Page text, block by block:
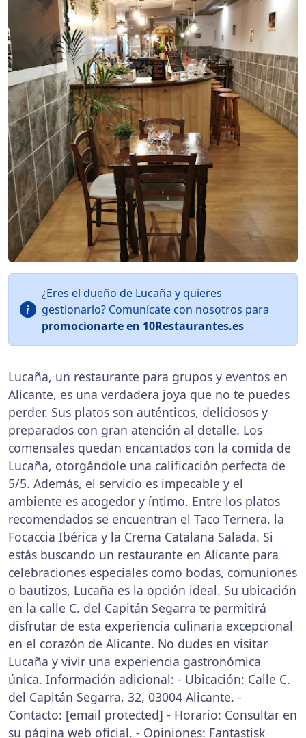
¿Eres el dueño de Lucaña y quieres
gestionarlo? Comunícate con nosotros para
promocionarte en 10Restaurantes.es
Lucaña, un restaurante para grupos y eventos en
Alicante, es una verdadera joya que no te puedes
perder. Sus platos son auténticos, deliciosos y
preparados con gran atención al detalle. Los
comensales quedan encantados con la comida de
Lucaña, otorgándole una calificación perfecta de
5/5. Además, el servicio es impecable y el
ambiente es acogedor y íntimo. Entre los platos
recomendados se encuentran el Taco Ternera, la
Focaccia Ibérica y la Crema Catalana Salada. Si
estás buscando un restaurante en Alicante para
celebraciones especiales como bodas, comuniones
o bautizos, Lucaña es la opción ideal. Su ubicación
en la calle C. del Capitán Segarra te permitirá
disfrutar de esta experiencia culinaria excepcional
en el corazón de Alicante. No dudes en visitar
Lucaña y vivir una experiencia gastronómica
única. Información adicional: - Ubicación: Calle C.
del Capitán Segarra, 32, 03004 Alicante. -
Contacto: [email protected] - Horario: Consultar en
su página web oficial. - Opiniones: Fantastisk